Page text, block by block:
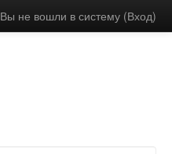
Вы не вошли в систему (Вход)